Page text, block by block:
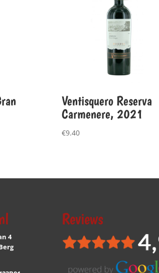
Ventisquero Reserva
Carmenere, 2021
€9.40
4
Reviews